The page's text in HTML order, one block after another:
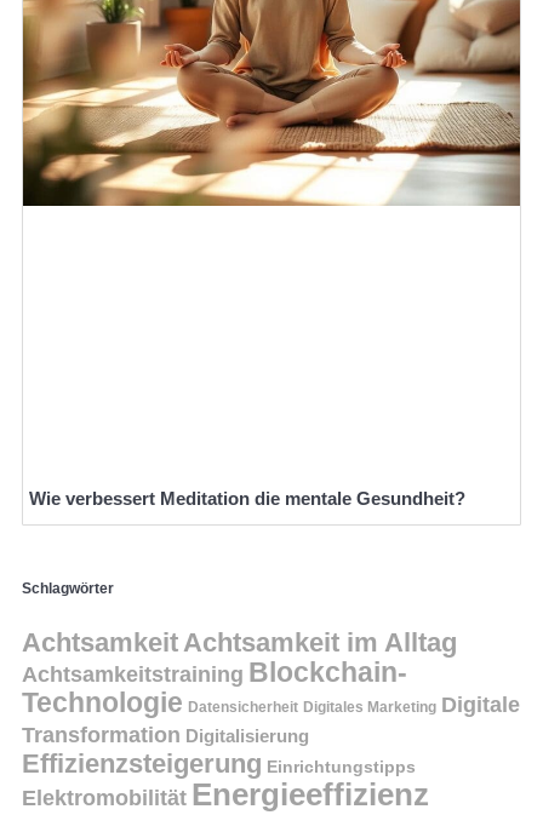
Wie verbessert Meditation die mentale Gesundheit?
Schlagwörter
Achtsamkeit Achtsamkeit im Alltag
Achtsamkeitstraining Blockchain-
Technologie Datensicherheit Digitales Marketing Digitale
Transformation Digitalisierung
Effizienzsteigerung Einrichtungstipps
Elektromobilität Energieeffizienz